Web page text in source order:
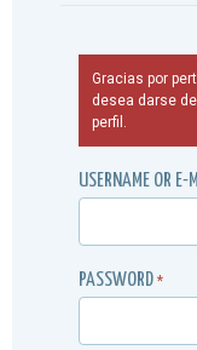
Gracias por
desea darse
perfil.
USERNAME OR E-
PASSWORD *